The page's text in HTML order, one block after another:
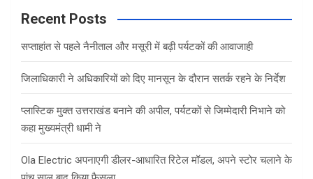
c
Recent Posts
सप्ताहांत से पहले नैनीताल और मसूरी में बढ़ी पर्यटकों की आवाजाही
जिलाधिकारी ने अधिकारियों को दिए मानसून के दौरान सतर्क रहने के निर्देश
प्लास्टिक मुक्त उत्तराखंड बनाने की अपील, पर्यटकों से जिम्मेदारी निभाने को
कहा मुख्यमंत्री धामी ने
Ola Electric अपनाएगी डीलर-आधारित रिटेल मॉडल, अपने स्टोर चलाने के